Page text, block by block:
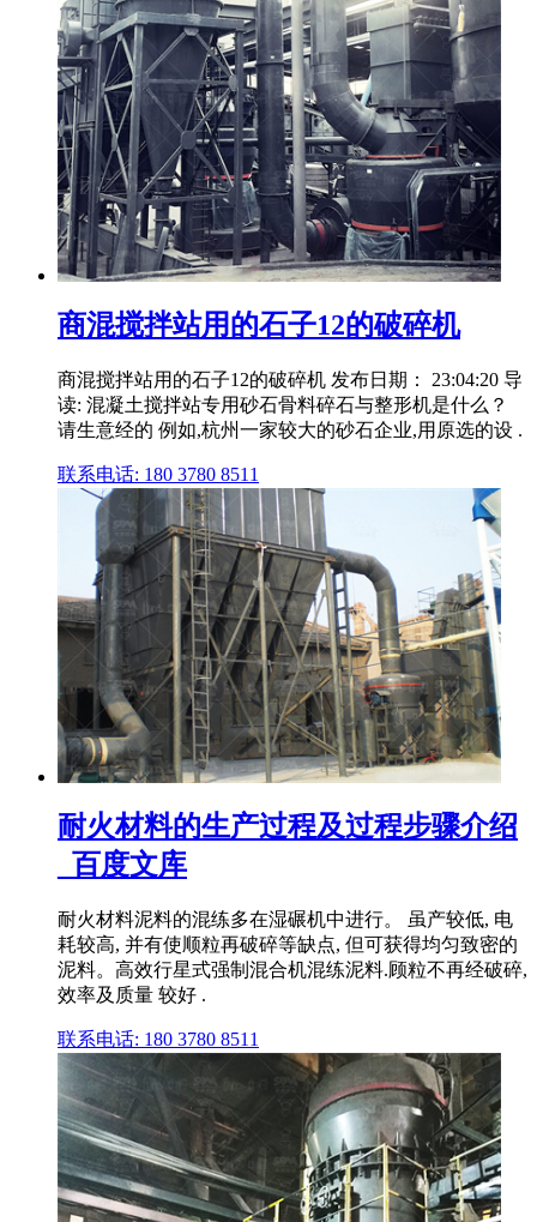
商混搅拌站用的石子12的破碎机
商混搅拌站用的石子12的破碎机 发布日期： 23:04:20 导
读: 混凝土搅拌站专用砂石骨料碎石与整形机是什么？
请生意经的 例如,杭州一家较大的砂石企业,用原选的设 .
联系电话: 180 3780 8511
耐火材料的生产过程及过程步骤介绍
_百度文库
耐火材料泥料的混练多在湿碾机中进行。 虽产较低, 电
耗较高, 并有使顺粒再破碎等缺点, 但可获得均匀致密的
泥料。高效行星式强制混合机混练泥料.顾粒不再经破碎,
效率及质量 较好 .
联系电话: 180 3780 8511